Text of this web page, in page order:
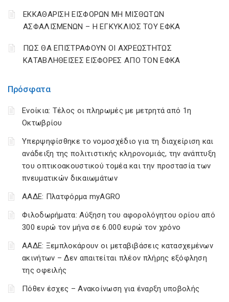
Πρόσφατα
Ενοίκια: Τέλος οι πληρωμές με μετρητά από 1η
Οκτωβρίου
Υπερψηφίσθηκε το νομοσχέδιο για τη διαχείριση και
ανάδειξη της πολιτιστικής κληρονομιάς, την ανάπτυξη
του οπτικοακουστικού τομέα και την προστασία των
πνευματικών δικαιωμάτων
ΑΑΔΕ: Πλατφόρμα myAGRO
Φιλοδωρήματα: Αύξηση του αφορολόγητου ορίου από
300 ευρώ τον μήνα σε 6.000 ευρώ τον χρόνο
ΑΑΔΕ: Ξεμπλοκάρουν οι μεταβιβάσεις κατασχεμένων
ακινήτων – Δεν απαιτείται πλέον πλήρης εξόφληση
της οφειλής
Πόθεν έσχες – Ανακοίνωση για έναρξη υποβολής
ΕΚΚΑΘΑΡΙΣΗ ΕΙΣΦΟΡΩΝ ΜΗ ΜΙΣΘΩΤΩΝ
ΑΣΦΑΛΙΣΜΕΝΩΝ – Η ΕΓΚΥΚΛΙΟΣ ΤΟΥ ΕΦΚΑ
ΠΩΣ ΘΑ ΕΠΙΣΤΡΑΦΟΥΝ ΟΙ ΑΧΡΕΩΣΤΗΤΩΣ
ΚΑΤΑΒΛΗΘΕΙΣΕΣ ΕΙΣΦΟΡΕΣ ΑΠΟ ΤΟΝ ΕΦΚΑ